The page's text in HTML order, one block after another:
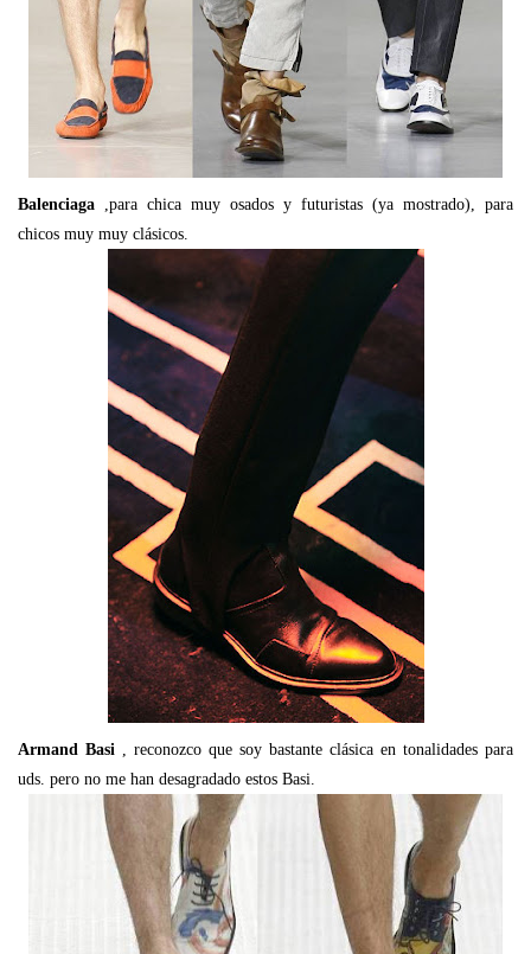
Balenciaga ,para chica muy osados y futuristas (ya mostrado), para
chicos muy muy clásicos.
Armand Basi , reconozco que soy bastante clásica en tonalidades para
uds. pero no me han desagradado estos Basi.